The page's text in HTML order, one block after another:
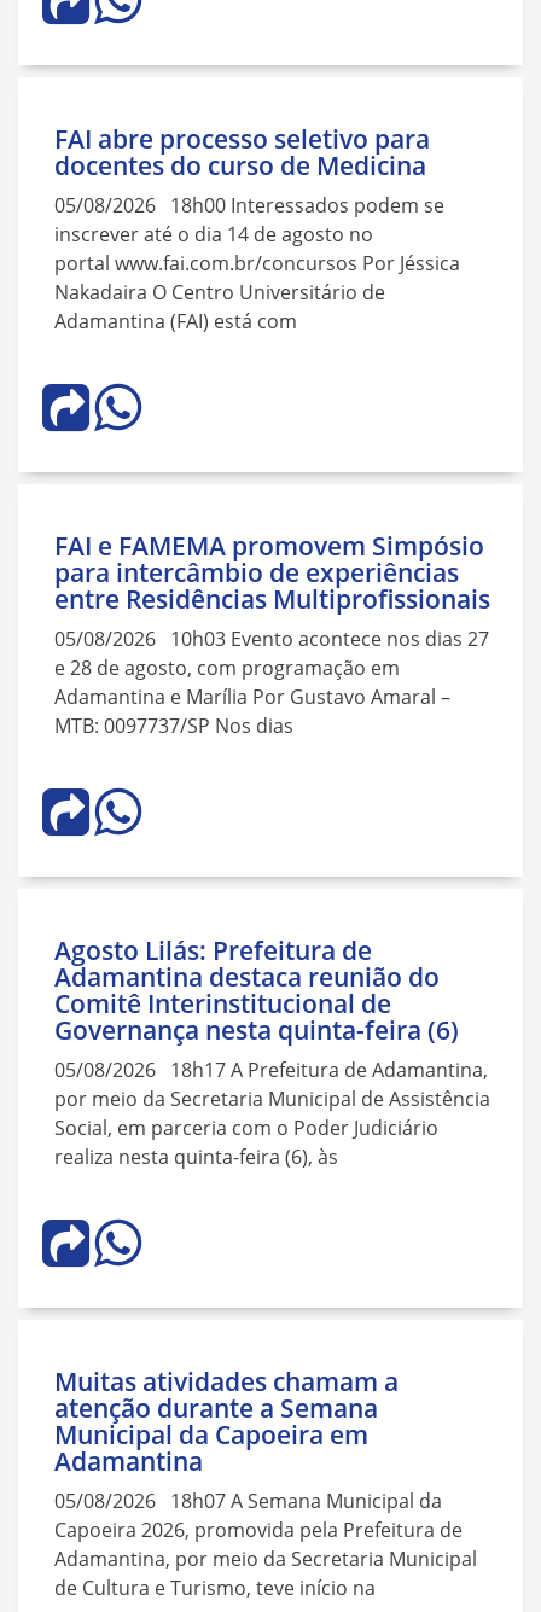
FAI abre processo seletivo para
docentes do curso de Medicina
05/08/2026 18h00 Interessados podem se
inscrever até o dia 14 de agosto no
portal www.fai.com.br/concursos Por Jéssica
Nakadaira O Centro Universitário de
Adamantina (FAI) está com
FAI e FAMEMA promovem Simpósio
para intercâmbio de experiências
entre Residências Multiprofissionais
05/08/2026 10h03 Evento acontece nos dias 27
e 28 de agosto, com programação em
Adamantina e Marília Por Gustavo Amaral –
MTB: 0097737/SP Nos dias
Agosto Lilás: Prefeitura de
Adamantina destaca reunião do
Comitê Interinstitucional de
Governança nesta quinta-feira (6)
05/08/2026 18h17 A Prefeitura de Adamantina,
por meio da Secretaria Municipal de Assistência
Social, em parceria com o Poder Judiciário
realiza nesta quinta-feira (6), às
Muitas atividades chamam a
atenção durante a Semana
Municipal da Capoeira em
Adamantina
05/08/2026 18h07 A Semana Municipal da
Capoeira 2026, promovida pela Prefeitura de
Adamantina, por meio da Secretaria Municipal
de Cultura e Turismo, teve início na